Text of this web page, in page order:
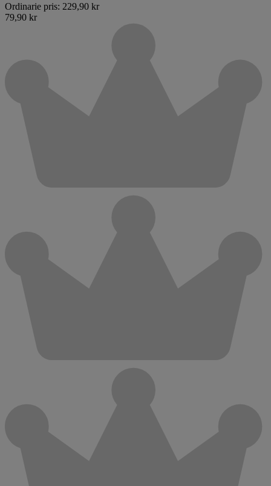
Ordinarie pris: 229,90 kr
79,90 kr